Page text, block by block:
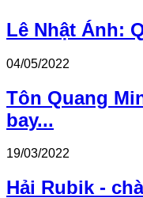
Lê Nhật Ánh:
04/05/2022
Tôn Quang
bay...
19/03/2022
Hải Rubik -